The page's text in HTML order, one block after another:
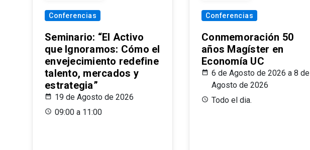
Conferencias
Seminario: “El Activo
que Ignoramos: Cómo el
envejecimiento redefine
talento, mercados y
estrategia”
19 de Agosto de 2026
09:00 a 11:00
Conferencias
Conmemoración 50
años Magíster en
Economía UC
6 de Agosto de 2026 a 8 de
Agosto de 2026
Todo el dia.